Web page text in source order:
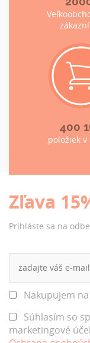
400
položiek v
Zľava
Prihláste sa na
Nakupujem
Súhlasím so
marketingové